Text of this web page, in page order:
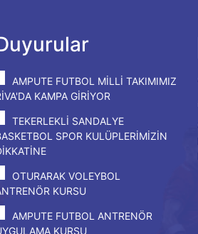
AMPUTE FUTBOL MİLLİ TAKIMIMIZ
KAMPA GİRİYOR
TEKERLEKLİ SANDALYE
SPOR KULÜPLERİMİZİN
OTURARAK VOLEYBOL
KURSU
AMPUTE FUTBOL ANTRENÖR
KURSU